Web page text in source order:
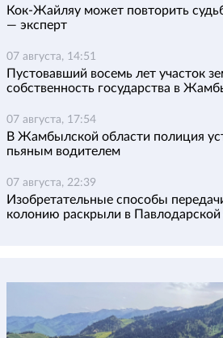
Кок-Жайляу может повторить
— эксперт
07 августа, 14:51
Пустовавший восемь лет участок
собственность государства в
07 августа, 17:54
В Жамбылской области полиция
пьяным водителем
07 августа, 22:39
Изобретательные способы
колонию раскрыли в Павлодарской